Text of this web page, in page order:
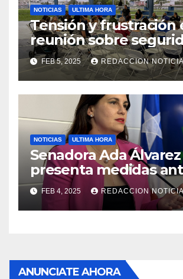
NOTICIAS ULTIMA HORA
Tensión y frustración
reunión sobre
Reparto
FEB 5, 2025 REDACCION
NOTICIAS ULTIMA HORA
Senadora Ada Álvarez
presenta medidas
violencia en el
FEB 4, 2025 REDACCION
ANUNCIATE AHORA